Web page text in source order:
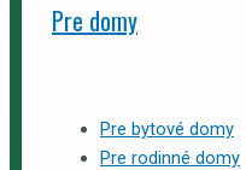
Pre domy
Pre bytové domy
Pre rodinné domy